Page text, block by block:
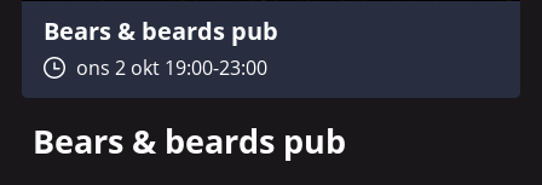
Bears & beards pub
ons 2 okt 19:00-23:00
Bears & beards pub